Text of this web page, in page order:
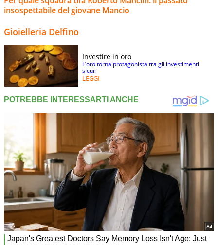
insospettabile del giovane Mancio
Gioielleria Delfino
Investire in oro
L’oro torna protagonista tra gli investimenti
sicuri
LEGGI